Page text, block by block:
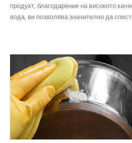
продукт, благодарение на високото
вода, ви позволява значително да